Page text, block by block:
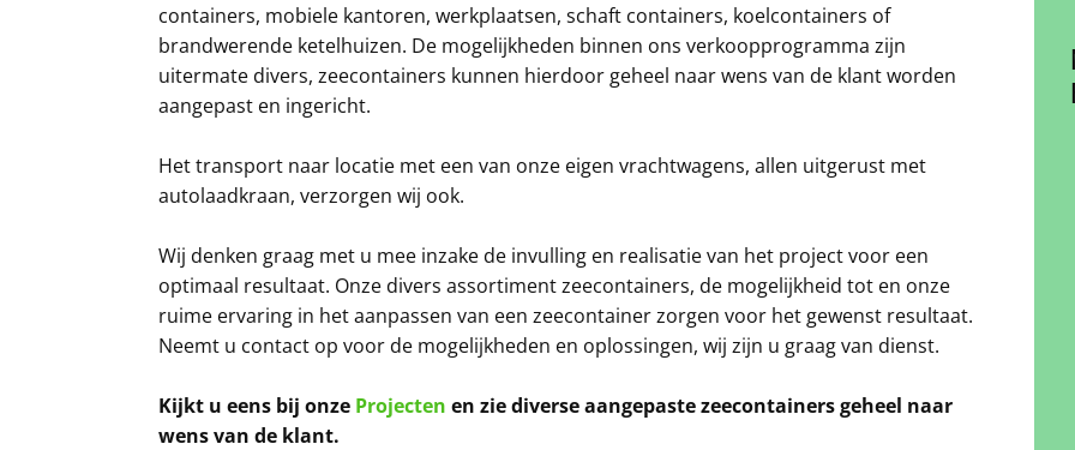
containers, mobiele kantoren, werkplaatsen, schaft containers, koelcontainers of
brandwerende ketelhuizen. De mogelijkheden binnen ons verkoopprogramma zijn
uitermate divers, zeecontainers kunnen hierdoor geheel naar wens van de klant worden
aangepast en ingericht.
Het transport naar locatie met een van onze eigen vrachtwagens, allen uitgerust met
autolaadkraan, verzorgen wij ook.
Wij denken graag met u mee inzake de invulling en realisatie van het project voor een
optimaal resultaat. Onze divers assortiment zeecontainers, de mogelijkheid tot en onze
ruime ervaring in het aanpassen van een zeecontainer zorgen voor het gewenst resultaat.
Neemt u contact op voor de mogelijkheden en oplossingen, wij zijn u graag van dienst.
Kijkt u eens bij onze Projecten en zie diverse aangepaste zeecontainers geheel naar
wens van de klant.